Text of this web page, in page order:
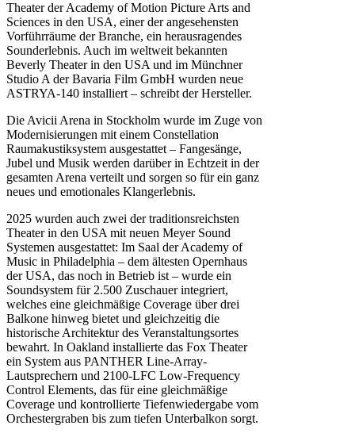
Theater der Academy of Motion Picture Arts and
Sciences in den USA, einer der angesehensten
Vorführräume der Branche, ein herausragendes
Sounderlebnis. Auch im weltweit bekannten
Beverly Theater in den USA und im Münchner
Studio A der Bavaria Film GmbH wurden neue
ASTRYA-140 installiert – schreibt der Hersteller.
Die Avicii Arena in Stockholm wurde im Zuge von
Modernisierungen mit einem Constellation
Raumakustiksystem ausgestattet – Fangesänge,
Jubel und Musik werden darüber in Echtzeit in der
gesamten Arena verteilt und sorgen so für ein ganz
neues und emotionales Klangerlebnis.
2025 wurden auch zwei der traditionsreichsten
Theater in den USA mit neuen Meyer Sound
Systemen ausgestattet: Im Saal der Academy of
Music in Philadelphia – dem ältesten Opernhaus
der USA, das noch in Betrieb ist – wurde ein
Soundsystem für 2.500 Zuschauer integriert,
welches eine gleichmäßige Coverage über drei
Balkone hinweg bietet und gleichzeitig die
historische Architektur des Veranstaltungsortes
bewahrt. In Oakland installierte das Fox Theater
ein System aus PANTHER Line-Array-
Lautsprechern und 2100-LFC Low-Frequency
Control Elements, das für eine gleichmäßige
Coverage und kontrollierte Tiefenwiedergabe vom
Orchestergraben bis zum tiefen Unterbalkon sorgt.